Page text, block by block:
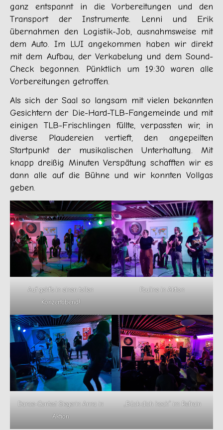
ganz entspannt in die Vorbereitungen und den
Transport der Instrumente. Lenni und Erik
übernahmen den Logistik-Job, ausnahmsweise mit
dem Auto. Im LUI angekommen haben wir direkt
mit dem Aufbau, der Verkabelung und dem Sound-
Check begonnen. Pünktlich um 19:30 waren alle
Vorbereitungen getroffen.
Als sich der Saal so langsam mit vielen bekannten
Gesichtern der Die-Hard-TLB-Fangemeinde und mit
einigen TLB-Frischlingen füllte, verpassten wir, in
diverse Plaudereien vertieft, den angepeilten
Startpunkt der musikalischen Unterhaltung. Mit
knapp dreißig Minuten Verspätung schafften wir es
dann alle auf die Bühne und wir konnten Vollgas
geben.
Auf geht’s in einen tollen
Konzertabend!
Pauline in Aktion
Dance-Contest Siegerin Anna in
Aktion
„Bück dich hoch“ im Refrain